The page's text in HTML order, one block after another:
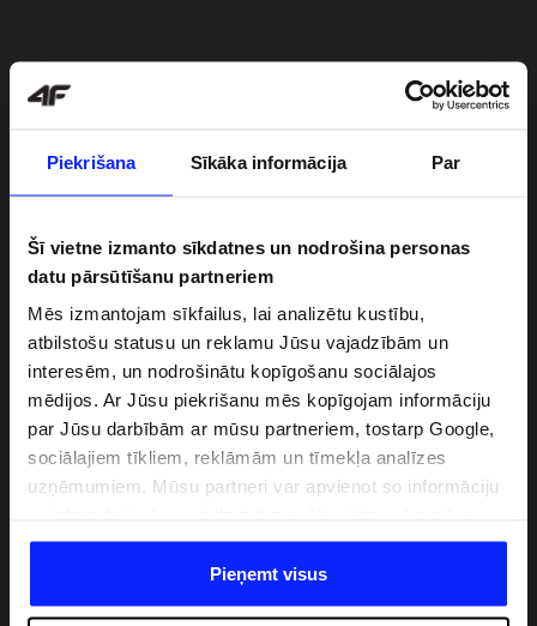
Piekrišana Sīkāka informācija Par
Šī vietne izmanto sīkdatnes un nodrošina personas
datu pārsūtīšanu partneriem
Mēs izmantojam sīkfailus, lai analizētu kustību,
atbilstošu statusu un reklamu Jūsu vajadzībām un
interesēm, un nodrošinātu kopīgošanu sociālajos
mēdijos. Ar Jūsu piekrišanu mēs kopīgojam informāciju
par Jūsu darbībām ar mūsu partneriem, tostarp Google,
sociālajiem tīkliem, reklāmām un tīmekļa analīzes
uzņēmumiem. Mūsu partneri var apvienot so informāciju
datiem, ko viņi iegūst, izmantojot viņu pakalpojumus. Ar
Jūsu atļauju, mēs varam pārsūtīt Jūsu personas datus
saviem partneriem, lai uzlabotu veidu, kadā tiek rādīta
Pieņemt visus